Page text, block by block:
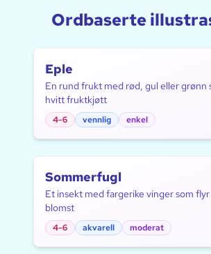
Ordbaserte
Eple
En rund frukt med rød, gul eller grønn
hvitt fruktkjøtt
4-6 vennlig enkel
Sommerfugl
Et insekt med fargerike vinger som
blomst
4-6 akvarell moderat